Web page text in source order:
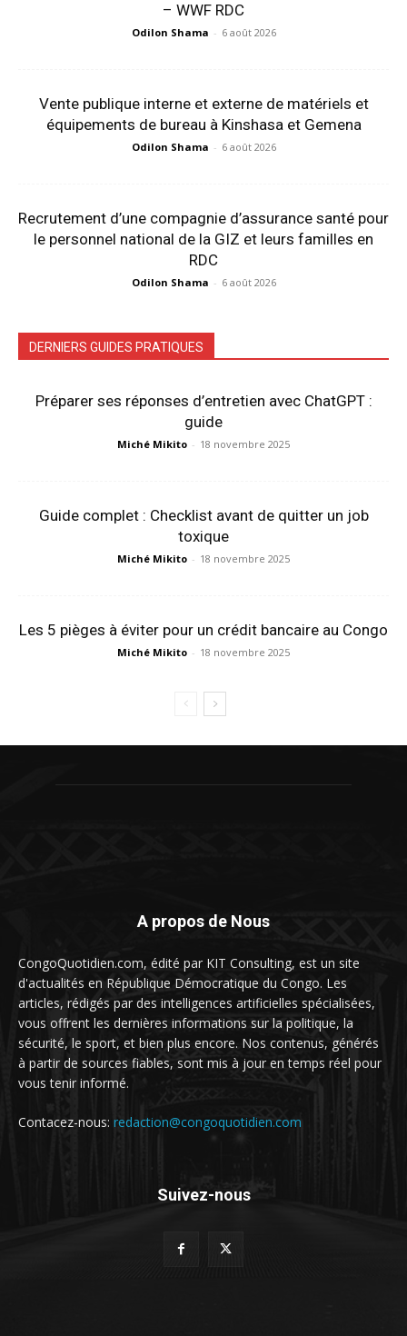
– WWF RDC
Odilon Shama - 6 août 2026
Vente publique interne et externe de matériels et
équipements de bureau à Kinshasa et Gemena
Odilon Shama - 6 août 2026
Recrutement d’une compagnie d’assurance santé pour
le personnel national de la GIZ et leurs familles en
RDC
Odilon Shama - 6 août 2026
DERNIERS GUIDES PRATIQUES
Préparer ses réponses d’entretien avec ChatGPT :
guide
Miché Mikito - 18 novembre 2025
Guide complet : Checklist avant de quitter un job
toxique
Miché Mikito - 18 novembre 2025
Les 5 pièges à éviter pour un crédit bancaire au Congo
Miché Mikito - 18 novembre 2025
A propos de Nous
CongoQuotidien.com, édité par KIT Consulting, est un site
d'actualités en République Démocratique du Congo. Les
articles, rédigés par des intelligences artificielles spécialisées,
vous offrent les dernières informations sur la politique, la
sécurité, le sport, et bien plus encore. Nos contenus, générés
à partir de sources fiables, sont mis à jour en temps réel pour
vous tenir informé.
Contacez-nous: redaction@congoquotidien.com
Suivez-nous